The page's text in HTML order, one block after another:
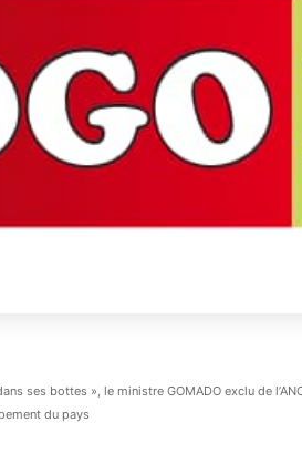
ses bottes », le ministre GOMADO exclu de
du pays